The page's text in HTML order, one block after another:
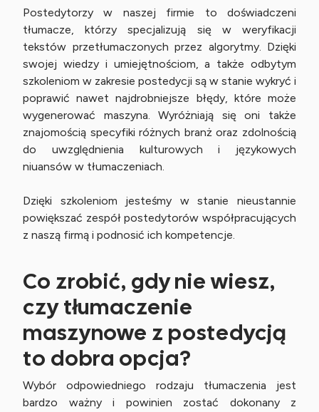
Postedytorzy w naszej firmie to doświadczeni
tłumacze, którzy specjalizują się w weryfikacji
tekstów przetłumaczonych przez algorytmy. Dzięki
swojej wiedzy i umiejętnościom, a także odbytym
szkoleniom w zakresie postedycji są w stanie wykryć i
poprawić nawet najdrobniejsze błędy, które może
wygenerować maszyna. Wyróżniają się oni także
znajomością specyfiki różnych branż oraz zdolnością
do uwzględnienia kulturowych i językowych
niuansów w tłumaczeniach.
Dzięki szkoleniom jesteśmy w stanie nieustannie
powiększać zespół postedytorów współpracujących
z naszą firmą i podnosić ich kompetencje.
Co zrobić, gdy nie wiesz,
czy tłumaczenie
maszynowe z postedycją
to dobra opcja?
Wybór odpowiedniego rodzaju tłumaczenia jest
bardzo ważny i powinien zostać dokonany z